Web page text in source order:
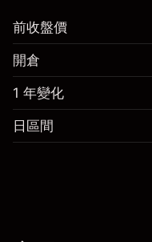
前收盤價
開倉
1 年變化
日區間